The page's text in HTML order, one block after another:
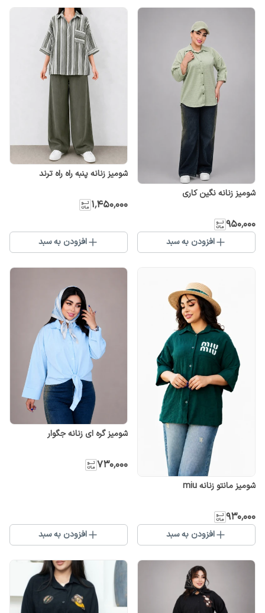
شومیز زنانه نگین کاری
۹۵۰٬۰۰۰
افزودن به سبد
شومیز زنانه پنبه راه راه ترند
۱٬۴۵۰٬۰۰۰
افزودن به سبد
شومیز مانتو زنانه miu
۹۳۰٬۰۰۰
افزودن به سبد
شومیز گره ای زنانه جگوار
۷۳۰٬۰۰۰
افزودن به سبد